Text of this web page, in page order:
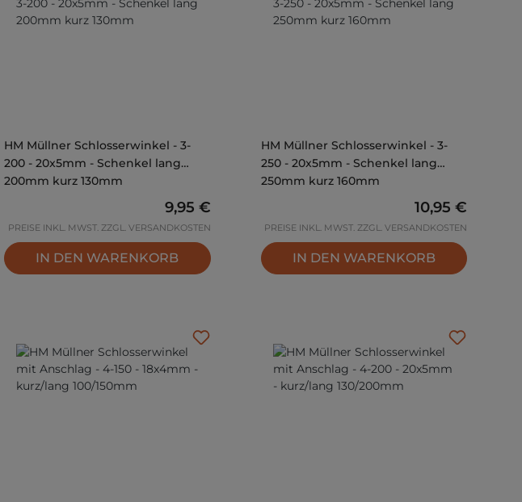
HM Müllner Schlosserwinkel - 3-
200 - 20x5mm - Schenkel lang
200mm kurz 130mm
Regulärer Preis:
9,95 €
PREISE INKL. MWST. ZZGL. VERSANDKOSTEN
IN DEN WARENKORB
HM Müllner Schlosserwinkel - 3-
250 - 20x5mm - Schenkel lang
250mm kurz 160mm
Regulärer
10,95 €
PREISE INKL. MWST. ZZGL. VERSANDKOSTEN
IN DEN WARENKORB